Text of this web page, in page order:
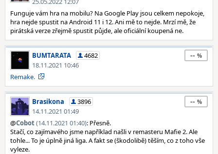
Funguje vám hra na mobilu? Na Google Play jsou celkem nepokoje,
hra nejde spustit na Android 11 i 12. Ani mě to nejde. Mrzí mě, že
pirátská verze zřejmě spustit půjde, ale oficiální koupená ne.
BUMTARATA
4682
18.11.2021 10:46
--
Remake.
Brasikona
3896
14.11.2021 01:49
--
@Cobot(14.11.2021 01:40): Přesně.
Stačí, co zajímavého jsme například našli v remasteru Mafie 2. Ale
tohle... To je úplně jiná liga. A fakt se (škodolibě) těším, co z toho vše
vyleze.